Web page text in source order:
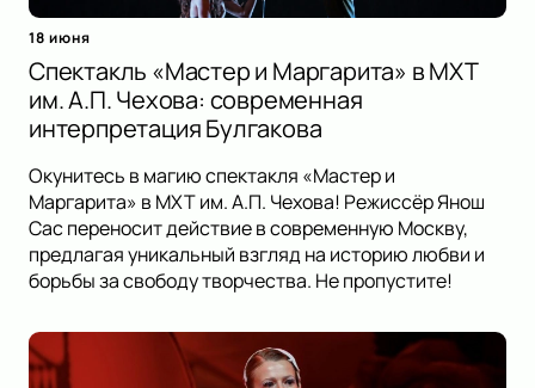
18 июня
Спектакль «Мастер и Маргарита» в МХТ
им. А.П. Чехова: современная
интерпретация Булгакова
Окунитесь в магию спектакля «Мастер и
Маргарита» в МХТ им. А.П. Чехова! Режиссёр Янош
Сас переносит действие в современную Москву,
предлагая уникальный взгляд на историю любви и
борьбы за свободу творчества. Не пропустите!